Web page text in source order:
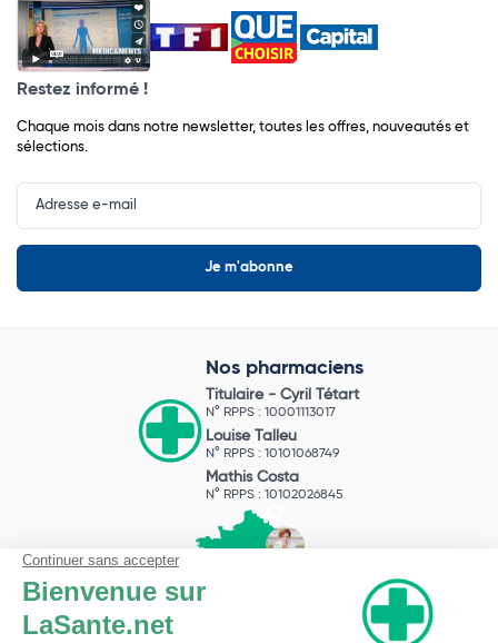
Restez informé !
Chaque mois dans notre newsletter, toutes les offres, nouveautés et
sélections.
Input
Newsletter
Nos pharmaciens
Titulaire - Cyril Tétart
N° RPPS : 10001113017
Louise Talleu
N° RPPS : 10101068749
Mathis Costa
N° RPPS : 10102026845
Pharmacie du Bizet